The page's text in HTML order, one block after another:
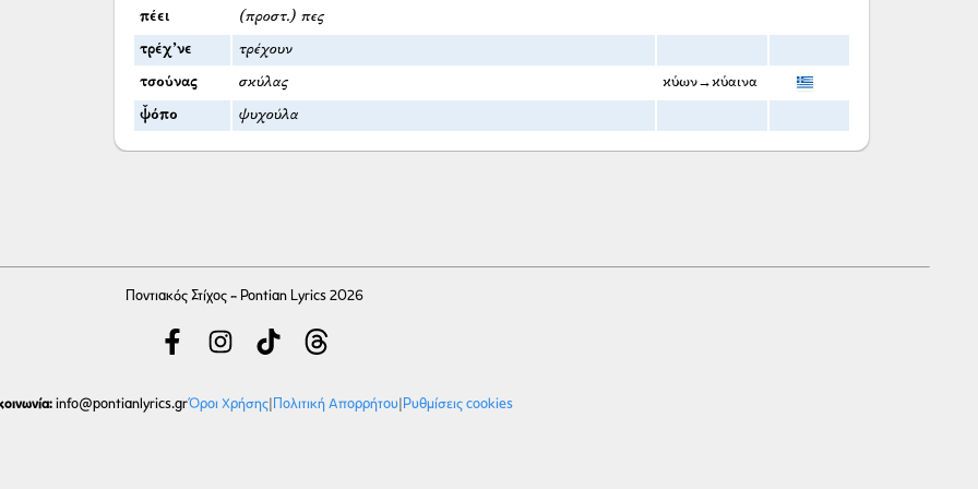
πέει (προστ.) πες
τρέχ’νε τρέχουν
τσούνας σκύλας κύων→κύαινα
ψ̌όπο ψυχούλα
Ποντιακός Στίχος - Pontian Lyrics 2026
info@pontianlyrics.grΌροι Χρήσης| Πολιτική Απορρήτου| Ρυθμίσεις cookies